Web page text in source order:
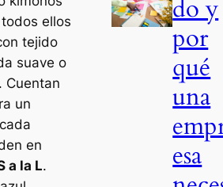
ellos
tejido
suave o
Cuentan
un
en
a la L.
do y
por
qué
una
esa